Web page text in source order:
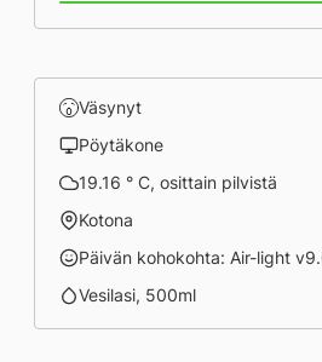
Väsynyt
Pöytäkone
19.16 ° C, osittain pilvistä
Kotona
Päivän kohokohta: Air-light
Vesilasi, 500ml